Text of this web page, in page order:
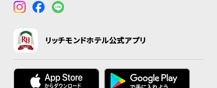
リッチモンドホテル公式アプリ